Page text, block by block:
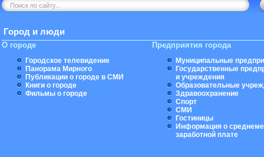
Город и люди
О городе
Городское телевидение
Панорама Мирного
Публикации о городе в СМИ
Книги о городе
Фильмы о городе
Предприятия города
Муниципальные
Государственные
и учреждения
Образовательные
Здравоохранение
Спорт
СМИ
Гостиницы
Информация о
заработной плате